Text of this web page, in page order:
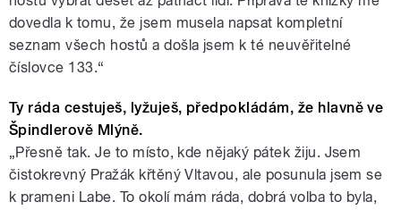
dovedla k tomu, že jsem musela napsat kompletní
seznam všech hostů a došla jsem k té neuvěřitelné
číslovce 133.“
Ty ráda cestuješ, lyžuješ, předpokládám, že hlavně ve
Špindlerově Mlýně.
„Přesně tak. Je to místo, kde nějaký pátek žiju. Jsem
čistokrevný Pražák křtěný Vltavou, ale posunula jsem se
k prameni Labe. To okolí mám ráda, dobrá volba to byla,